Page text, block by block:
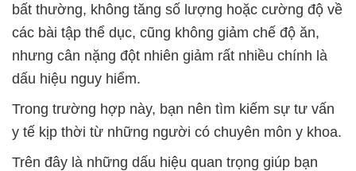
bất thường, không tăng số lượng hoặc cường độ về
các bài tập thể dục, cũng không giảm chế độ ăn,
nhưng cân nặng đột nhiên giảm rất nhiều chính là
dấu hiệu nguy hiểm.
Trong trường hợp này, bạn nên tìm kiếm sự tư vấn
y tế kịp thời từ những người có chuyên môn y khoa.
Trên đây là những dấu hiệu quan trọng giúp bạn